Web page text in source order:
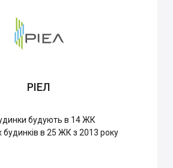
РІЕЛ
будують в 14 ЖК
будинків в 25 ЖК з 2013 року